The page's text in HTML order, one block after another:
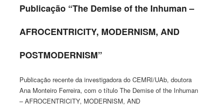
Publicação “The Demise of the Inhuman –
AFROCENTRICITY, MODERNISM, AND
POSTMODERNISM”
Publicação recente da investigadora do CEMRI/UAb, doutora
Ana Monteiro Ferreira, com o título The Demise of the Inhuman
– AFROCENTRICITY, MODERNISM, AND